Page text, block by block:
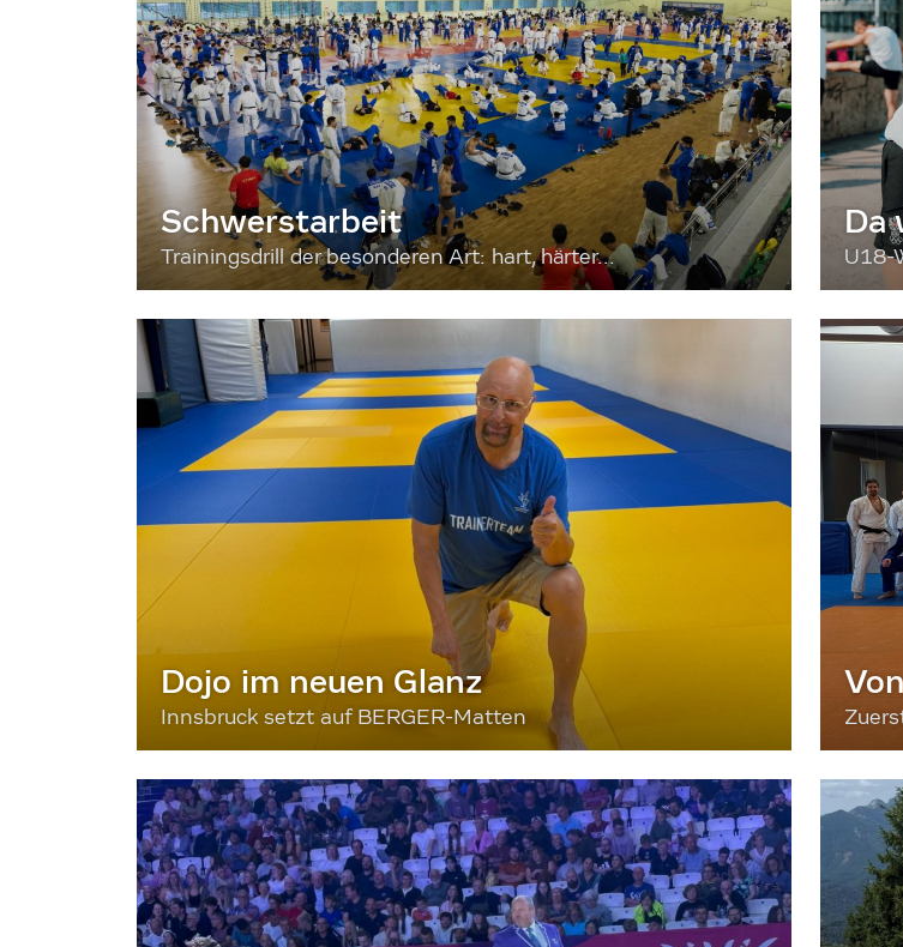
Schwerstarbeit
Trainingsdrill der besonderen Art: hart, härter...
Da
U18-
Dojo im neuen Glanz
Innsbruck setzt auf BERGER-Matten